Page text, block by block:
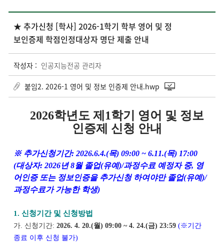
★ 추가신청 [학사] 2026-1학기 학부 영어 및 정
보인증제 학점인정대상자 명단 제출 안내
작성자 : 인공지능전공 관리자
붙임2. 2026-1 영어 및 정보 인증제 안내.hwp
2026학년도 제1학기 영어 및 정보
인증제 신청 안내
※ 추가신청기간: 2026.6.4.(목) 09:00 ~ 6.11.(목) 17:00
(대상자: 2026년 8월 졸업(유예)/과정수료 예정자 중, 영
어인증 또는 정보인증을 추가신청 하여야만 졸업(유예)/
과정수료가 가능한 학생)
1. 신청기간 및 신청방법
가. 신청기간: 2026. 4. 20.(월) 09:00 ~ 4. 24.(금) 23:59 (※기간
종료 이후 신청 불가)